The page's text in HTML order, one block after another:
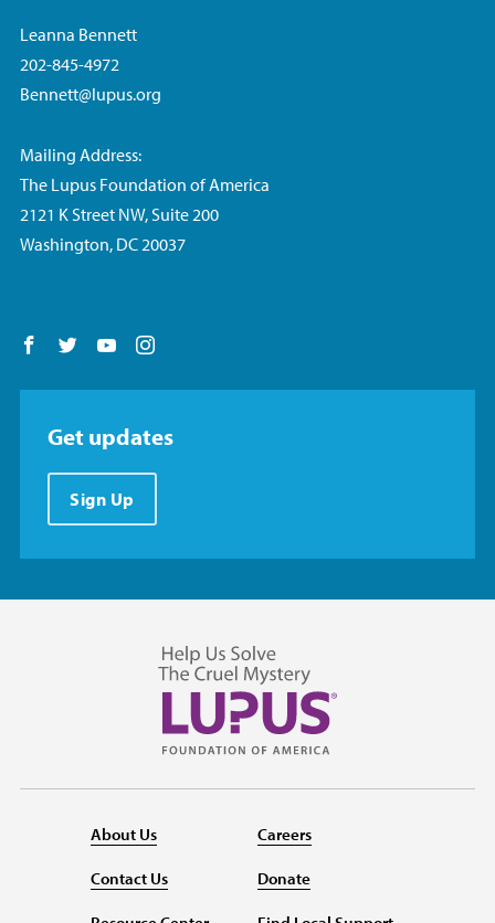
Leanna Bennett
202-845-4972
Bennett@lupus.org
Mailing Address:
The Lupus Foundation of America
2121 K Street NW, Suite 200
Washington, DC 20037
Follow us on Facebook
Follow us on Twitter
Follow us on YouTube
Get updates
Sign Up
About Us
Contact Us
Careers
Donate